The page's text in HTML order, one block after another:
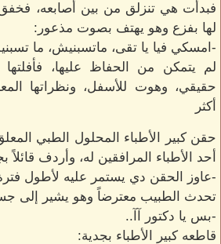
فبدأت هي تنزلق من بين أصابعه، فخفق
لها بفزع وهو يهتف بصوت مذعور:
-امسكي فيا يا تقى، ماتسبنيش، ما
لم يتمكن من الحفاظ عليها،
حقيقي، وهوت للأسفل، ونظراتها
أكثر
حقن كبير الأطباء المحلول الطبي
أحد الأطباء المرافقين له، وأردف قائلاً
-عاوز الحقن دي يستمر عليه لأطول
تحدث الطبيب معترضاً وهو يشير إلى
-بس يا دكتور آآ..
قاطعه كبير الأطباء بجدية: